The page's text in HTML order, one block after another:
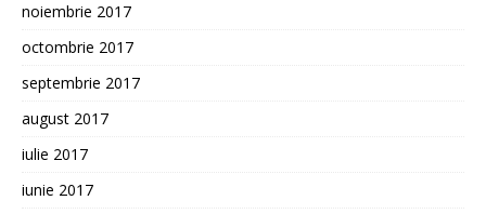
noiembrie 2017
octombrie 2017
septembrie 2017
august 2017
iulie 2017
iunie 2017